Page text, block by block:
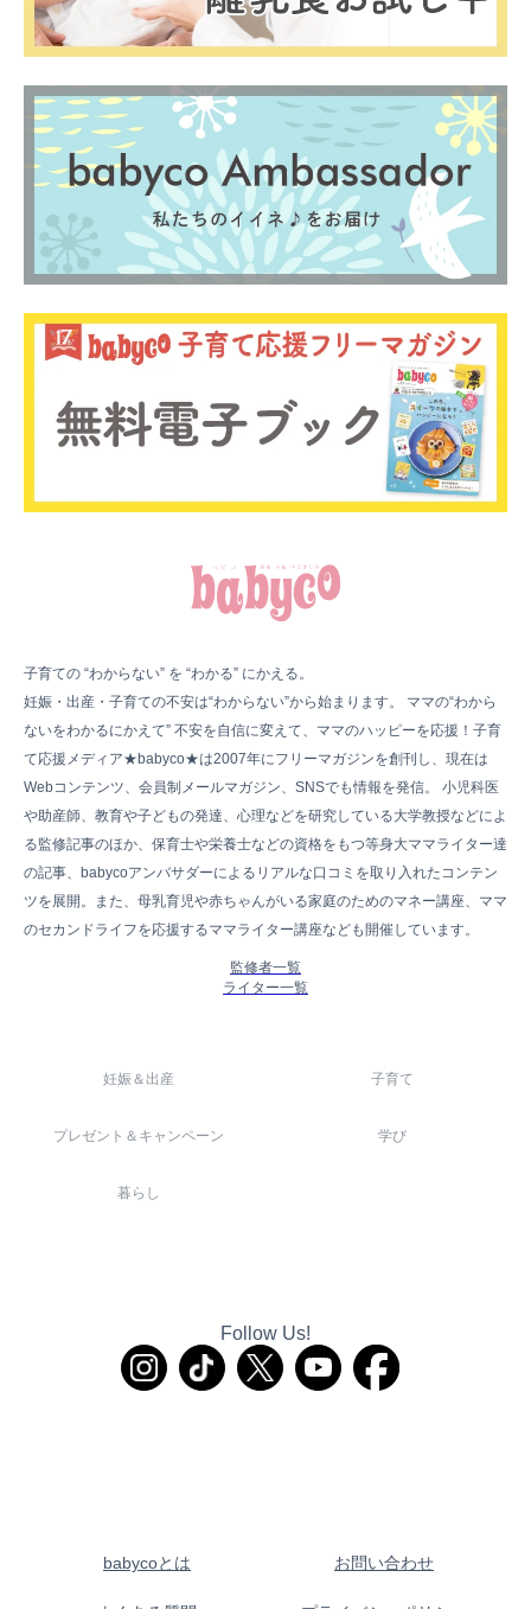
子育ての “わからない” を “わかる” にかえる。
妊娠・出産・子育ての不安は“わからない”から始まります。 ママの“わから
ないをわかるにかえて” 不安を自信に変えて、ママのハッピーを応援！子育
て応援メディア★babyco★は2007年にフリーマガジンを創刊し、現在は
Webコンテンツ、会員制メールマガジン、SNSでも情報を発信。 小児科医
や助産師、教育や子どもの発達、心理などを研究している大学教授などによ
る監修記事のほか、保育士や栄養士などの資格をもつ等身大ママライター達
の記事、babycoアンバサダーによるリアルな口コミを取り入れたコンテン
ツを展開。また、母乳育児や赤ちゃんがいる家庭のためのマネー講座、ママ
のセカンドライフを応援するママライター講座なども開催しています。
監修者一覧
ライター一覧
妊娠＆出産 子育て
プレゼント＆キャンペーン 学び
暮らし
Follow Us!
babycoとは お問い合わせ
0歳 2歳 産後
妊娠後期／８〜10ヵ月
プレママ
キャンペーン 生後10〜11ヵ月
パパ
プレゼント